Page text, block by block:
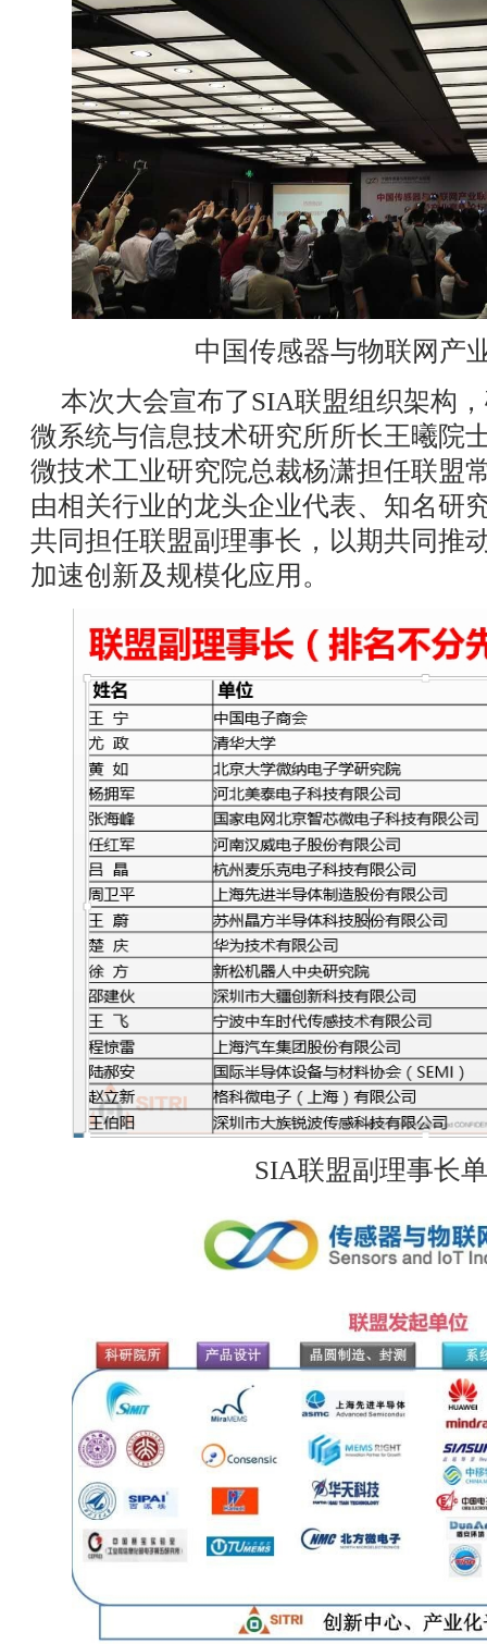
中国传感器与物联网产
本次大会宣布了SIA联盟组织架构
微系统与信息技术研究所所长王曦院
微技术工业研究院总裁杨潇担任联盟
由相关行业的龙头企业代表、知名研
共同担任联盟副理事长，以期共同推
加速创新及规模化应用。
SIA联盟副理事长